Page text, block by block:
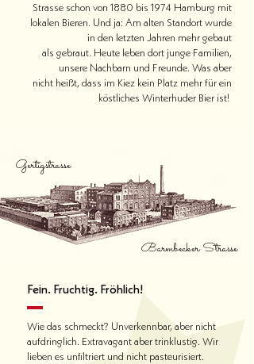
Strasse schon von 1880 bis 1974 Hamburg mit
lokalen Bieren. Und ja: Am alten Standort wurde
in den letzten Jahren mehr gebaut
als gebraut. Heute leben dort junge Familien,
unsere Nachbarn und Freunde. Was aber
nicht heißt, dass im Kiez kein Platz mehr für ein
köstliches Winterhuder Bier ist!
Gertigstrasse
Barmbecker Strasse
Fein. Fruchtig. Fröhlich!
Wie das schmeckt? Unverkennbar, aber nicht
aufdringlich. Extravagant aber trinklustig. Wir
lieben es unfiltriert und nicht pasteurisiert.